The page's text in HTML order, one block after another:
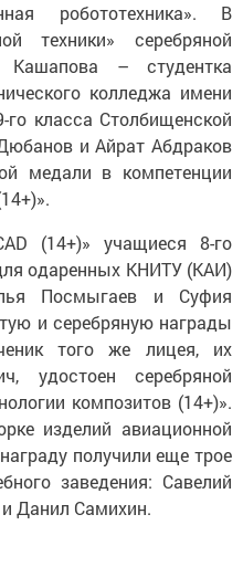
робототехника». В
техники» серебряной
Кашапова – студентка
колледжа имени
класса Столбищенской
и Айрат Абдраков
медали в компетенции
(14+)» учащиеся 8-го
одаренных КНИТУ (КАИ)
Посмыгаев и Суфия
и серебряную награды
того же лицея, их
удостоен серебряной
композитов (14+)».
изделий авиационной
получили еще трое
заведения: Савелий
Данил Самихин.